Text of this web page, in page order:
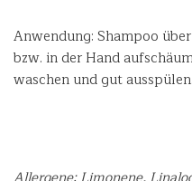
Anwendung: Shampoo
bzw. in der Hand
waschen und gut ausspülen.